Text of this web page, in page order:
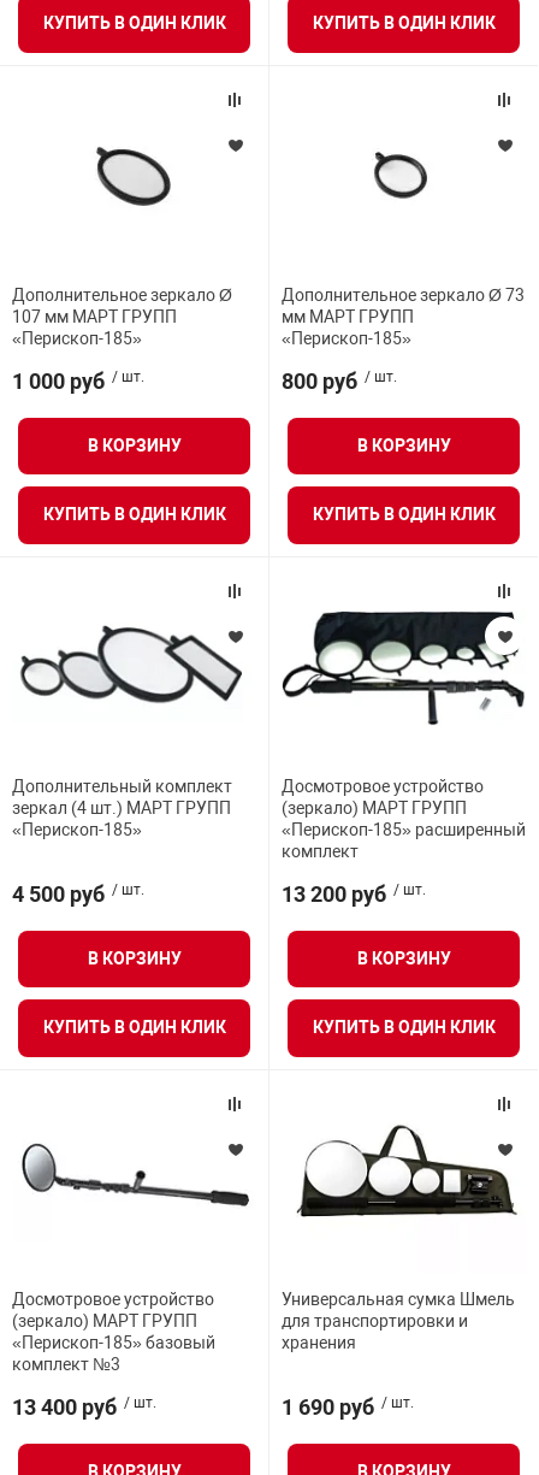
информации
техника
ключи
сигнализации
безопасность
оборудование
КУПИТЬ В ОДИН КЛИК КУПИТЬ В ОДИН КЛИК
Дополнительное зеркало Ø
107 мм МАРТ ГРУПП
«Перископ-185»
1 000 руб / шт.
В КОРЗИНУ
КУПИТЬ В ОДИН КЛИК
Дополнительное зеркало Ø 73
мм МАРТ ГРУПП
«Перископ-185»
800 руб / шт.
В КОРЗИНУ
КУПИТЬ В ОДИН КЛИК
Дополнительный комплект
зеркал (4 шт.) МАРТ ГРУПП
«Перископ-185»
4 500 руб / шт.
В КОРЗИНУ
КУПИТЬ В ОДИН КЛИК
Досмотровое устройство
(зеркало) МАРТ ГРУПП
«Перископ-185» расширенный
комплект
13 200 руб / шт.
В КОРЗИНУ
КУПИТЬ В ОДИН КЛИК
Досмотровое устройство
(зеркало) МАРТ ГРУПП
«Перископ-185» базовый
комплект №3
13 400 руб / шт.
Универсальная сумка Шмель
для транспортировки и
хранения
1 690 руб / шт.